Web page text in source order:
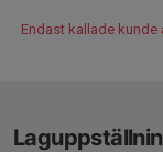
Endast kallade kunde